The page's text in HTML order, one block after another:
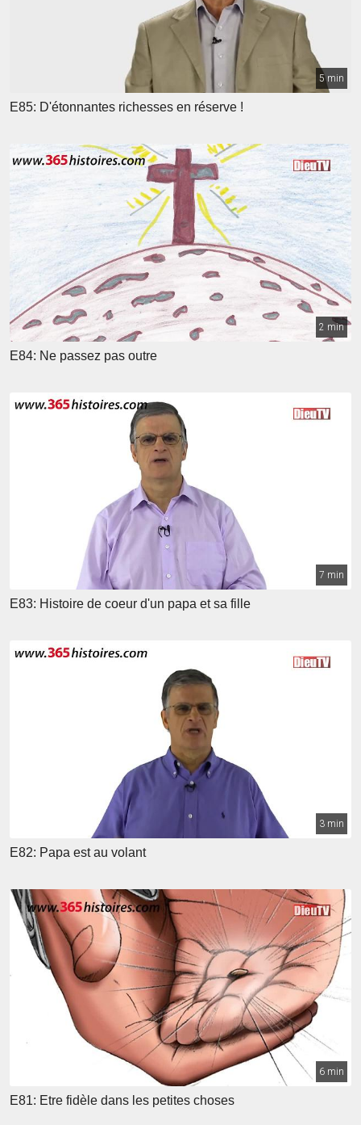
5 min
E85: D'étonnantes richesses en réserve !
2 min
E84: Ne passez pas outre
7 min
E83: Histoire de coeur d'un papa et sa fille
3 min
E82: Papa est au volant
6 min
E81: Etre fidèle dans les petites choses